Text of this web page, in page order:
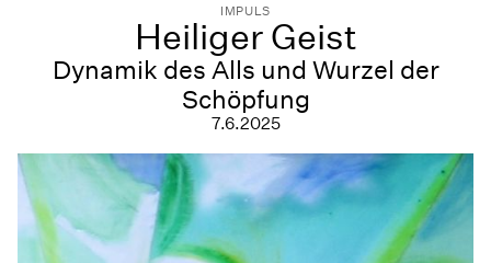
IMPULS
Heiliger Geist
Dynamik des Alls und Wurzel der
Schöpfung
7.6.2025